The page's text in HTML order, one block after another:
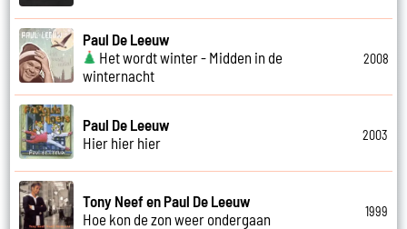
Paul De Leeuw
Het wordt winter - Midden in de
winternacht
2008
Paul De Leeuw
Hier hier hier
2003
Tony Neef en Paul De Leeuw
Hoe kon de zon weer ondergaan
1999